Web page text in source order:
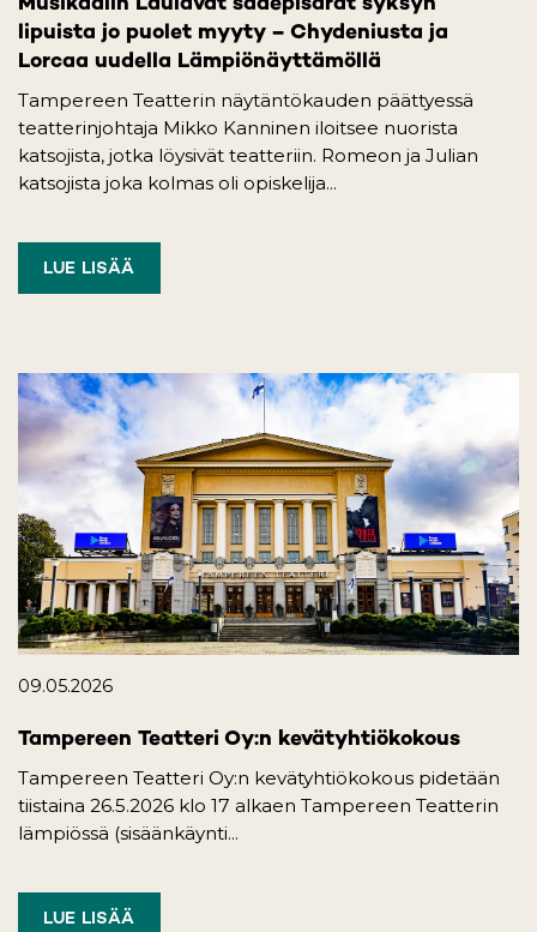
lipuista jo puolet myyty – Chydeniusta ja
Lorcaa uudella Lämpiönäyttämöllä
Tampereen Teatterin näytäntökauden päättyessä
teatterinjohtaja Mikko Kanninen iloitsee nuorista
katsojista, jotka löysivät teatteriin. Romeon ja Julian
katsojista joka kolmas oli opiskelija...
LUE LISÄÄ
09.05.2026
Tampereen Teatteri Oy:n kevätyhtiökokous
Tampereen Teatteri Oy:n kevätyhtiökokous pidetään
tiistaina 26.5.2026 klo 17 alkaen Tampereen Teatterin
lämpiössä (sisäänkäynti...
LUE LISÄÄ